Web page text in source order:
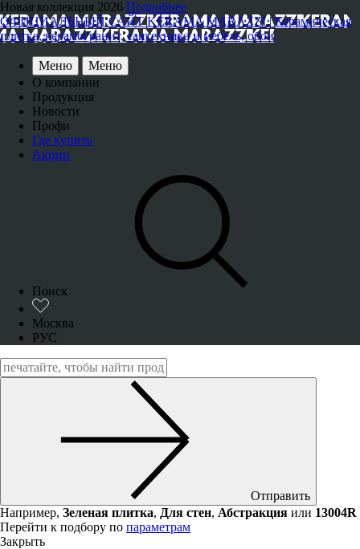
Новая коллекция 2026 Подробнее
ОФИЦИАЛЬНЫЙ САЙТ KERAMA MARAZZI | Керамическая
плитка, керамогранит, сантехника и мебель, обои
Меню
Меню
О компании
Продукция
Новости
Профи
Где купить
Акции
Поиск
Москва
РУС
Отправить
Например, Зеленая плитка, Для стен, Абстракция или 13004R
Перейти к подбору по параметрам
Закрыть